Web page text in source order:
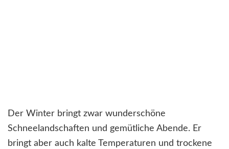
Der Winter bringt zwar wunderschöne
Schneelandschaften und gemütliche Abende. Er
bringt aber auch kalte Temperaturen und trockene